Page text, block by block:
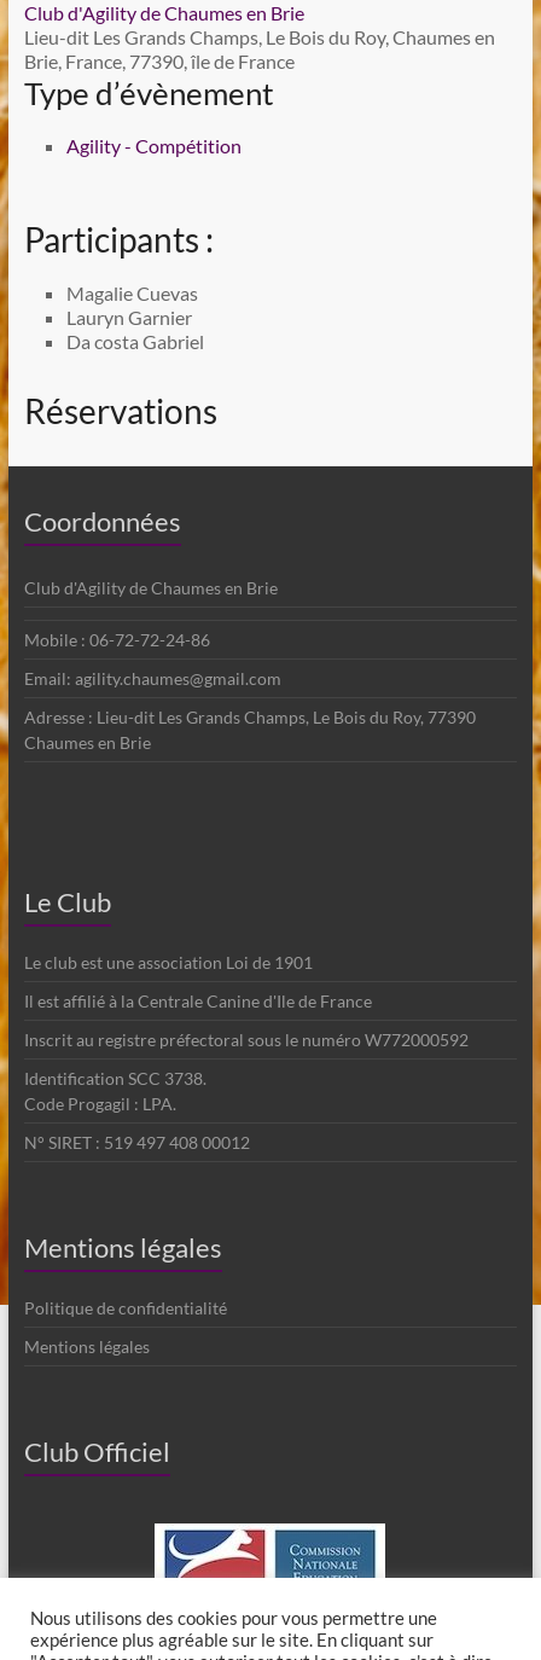
Club d'Agility de Chaumes en Brie
Lieu-dit Les Grands Champs, Le Bois du Roy, Chaumes en
Brie, France, 77390, île de France
Type d’évènement
Agility - Compétition
Participants :
Magalie Cuevas
Lauryn Garnier
Da costa Gabriel
Réservations
Coordonnées
Club d'Agility de Chaumes en Brie
Mobile : 06-72-72-24-86
Email: agility.chaumes@gmail.com
Adresse : Lieu-dit Les Grands Champs, Le Bois du Roy, 77390
Chaumes en Brie
Le Club
Le club est une association Loi de 1901
Il est affilié à la Centrale Canine d'Ile de France
Inscrit au registre préfectoral sous le numéro W772000592
Identification SCC 3738.
Code Progagil : LPA.
N° SIRET : 519 497 408 00012
Mentions légales
Politique de confidentialité
Mentions légales
Club Officiel
Nous utilisons des cookies pour vous permettre une
expérience plus agréable sur le site. En cliquant sur